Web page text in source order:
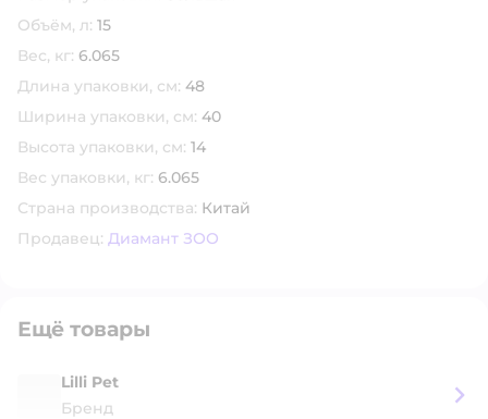
Объём, л: 15
Вес, кг: 6.065
Длина упаковки, см: 48
Ширина упаковки, см: 40
Высота упаковки, см: 14
Вес упаковки, кг: 6.065
Страна производства: Китай
Продавец: Диамант ЗОО
Ещё товары
Lilli Pet
Бренд